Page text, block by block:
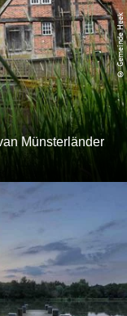
Münsterländer
© Gemeinde Heek